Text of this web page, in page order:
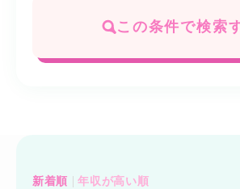
この条件で検索
新着順 年収が高い順